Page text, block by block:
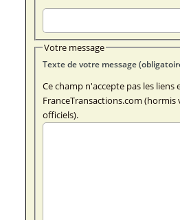
Votre message
Texte de votre message
Ce champ n'accepte pas les liens
FranceTransactions.com (hormis
officiels).